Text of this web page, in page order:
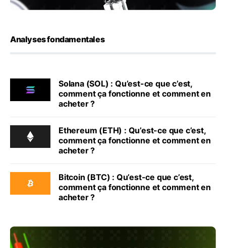
Analyses fondamentales
Solana (SOL) : Qu’est-ce que c’est,
comment ça fonctionne et comment en
acheter ?
Ethereum (ETH) : Qu’est-ce que c’est,
comment ça fonctionne et comment en
acheter ?
Bitcoin (BTC) : Qu’est-ce que c’est,
comment ça fonctionne et comment en
acheter ?